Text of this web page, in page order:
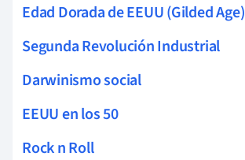
Edad Dorada de EEUU (Gilded Age)
Segunda Revolución Industrial
Darwinismo social
EEUU en los 50
Rock n Roll